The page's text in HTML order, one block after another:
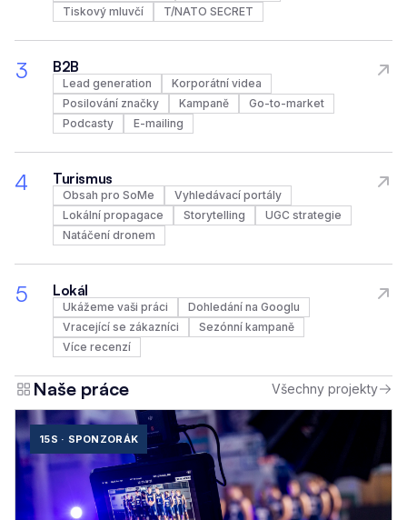
Tiskový mluvčí
T/NATO SECRET
3 B2B
Lead generation
Korporátní videa
Posilování značky
Kampaně
Go-to-market
Podcasty
E-mailing
4 Turismus
Obsah pro SoMe
Vyhledávací portály
Lokální propagace
Storytelling
UGC strategie
Natáčení dronem
5 Lokál
Ukážeme vaši práci
Dohledání na Googlu
Vracející se zákazníci
Sezónní kampaně
Více recenzí
Naše práce Všechny projekty
15S · SPONZORÁK